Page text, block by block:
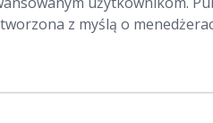
z myślą o
miesięcznika skupia się na